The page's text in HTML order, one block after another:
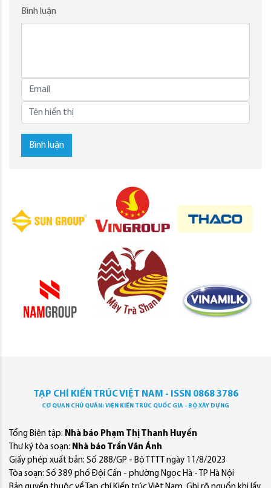
Bình luận
Bình luận
TẠP CHÍ KIẾN TRÚC VIỆT NAM - ISSN 0868 3786
CƠ QUAN CHỦ QUẢN: VIỆN KIẾN TRÚC QUỐC GIA - BỘ XÂY DỰNG
Tổng Biên tập: Nhà báo Phạm Thị Thanh Huyền
Thư ký tòa soạn: Nhà báo Trần Văn Ánh
Giấy phép xuất bản: Số 288/GP - Bộ TTTT ngày 11/8/2023
Tòa soạn: Số 389 phố Đội Cấn - phường Ngọc Hà - TP Hà Nội